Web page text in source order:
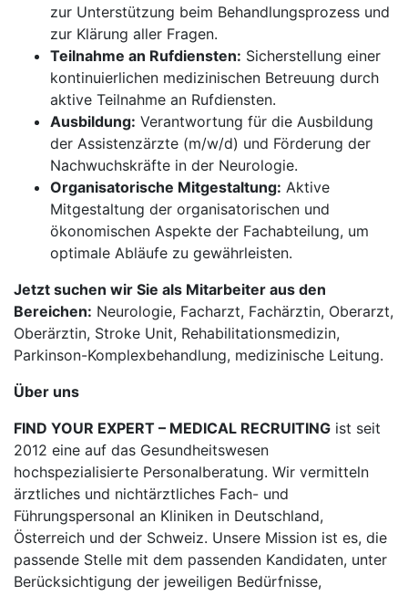
zur Unterstützung beim Behandlungsprozess und
zur Klärung aller Fragen.
Teilnahme an Rufdiensten: Sicherstellung einer
kontinuierlichen medizinischen Betreuung durch
aktive Teilnahme an Rufdiensten.
Ausbildung: Verantwortung für die Ausbildung
der Assistenzärzte (m/w/d) und Förderung der
Nachwuchskräfte in der Neurologie.
Organisatorische Mitgestaltung: Aktive
Mitgestaltung der organisatorischen und
ökonomischen Aspekte der Fachabteilung, um
optimale Abläufe zu gewährleisten.
Jetzt suchen wir Sie als Mitarbeiter aus den
Bereichen: Neurologie, Facharzt, Fachärztin, Oberarzt,
Oberärztin, Stroke Unit, Rehabilitationsmedizin,
Parkinson-Komplexbehandlung, medizinische Leitung.
Über uns
FIND YOUR EXPERT – MEDICAL RECRUITING ist seit
2012 eine auf das Gesundheitswesen
hochspezialisierte Personalberatung. Wir vermitteln
ärztliches und nichtärztliches Fach- und
Führungspersonal an Kliniken in Deutschland,
Österreich und der Schweiz. Unsere Mission ist es, die
passende Stelle mit dem passenden Kandidaten, unter
Berücksichtigung der jeweiligen Bedürfnisse,